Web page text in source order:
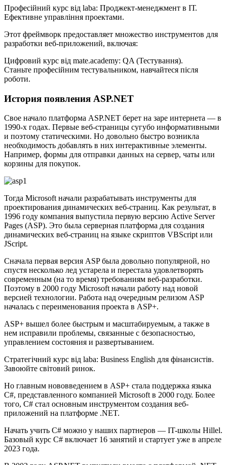
Професійний курс від laba: Проджект-менеджмент в ІТ.
Ефективне управління проектами.
Этот фреймворк предоставляет множество инструментов для
разработки веб-приложений, включая:
Цифровий курс від mate.academy: QA (Тестування).
Станьте професійним тестувальником, навчайтеся після
роботи.
История появления ASP.NET
Свое начало платформа ASP.NET берет на заре интернета — в
1990-х годах. Первые веб-страницы сугубо информативными
и поэтому статическими. Но довольно быстро возникла
необходимость добавлять в них интерактивные элементы.
Например, формы для отправки данных на сервер, чаты или
корзины для покупок.
Тогда Microsoft начали разрабатывать инструменты для
проектирования динамических веб-страниц. Как результат, в
1996 году компания выпустила первую версию Active Server
Pages (ASP). Это была серверная платформа для создания
динамических веб-страниц на языке скриптов VBScript или
JScript.
Сначала первая версия ASP была довольно популярной, но
спустя несколько лед устарела и перестала удовлетворять
современным (на то время) требованиям веб-разработки.
Поэтому в 2000 году Microsoft начали работу над новой
версией технологии. Работа над очередным релизом ASP
началась с переименования проекта в ASP+.
ASP+ вышел более быстрым и масштабируемым, а также в
нем исправили проблемы, связанные с безопасностью,
управлением состояния и развертыванием.
Стратегічний курс від laba: Business English для фінансистів.
Завоюйте світовий ринок.
Но главным нововведением в ASP+ стала поддержка языка
C#, представленного компанией Microsoft в 2000 году. Более
того, C# стал основным инструментом создания веб-
приложений на платформе .NET.
Начать учить C# можно у наших партнеров — IT-школы Hillel.
Базовый курс C# включает 16 занятий и стартует уже в апреле
2023 года.